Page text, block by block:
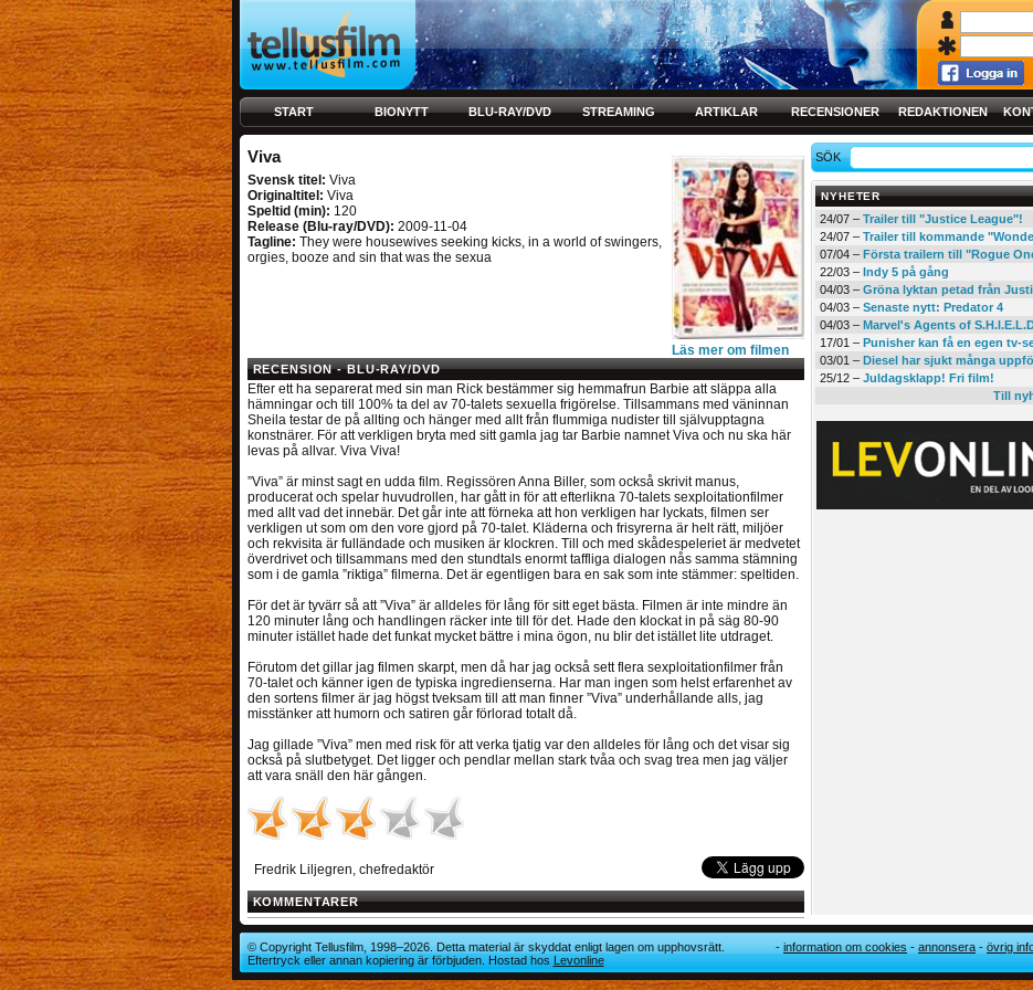
START BIONYTT BLU-RAY/DVD STREAMING ARTIKLAR RECENSIONER REDAKTIONEN
Viva
Läs mer om filmen
Svensk titel: Viva
Originaltitel: Viva
Speltid (min): 120
Release (Blu-ray/DVD): 2009-11-04
Tagline: They were housewives seeking kicks, in a world of swingers,
orgies, booze and sin that was the sexua
RECENSION - BLU-RAY/DVD
Efter ett ha separerat med sin man Rick bestämmer sig hemmafrun Barbie att släppa alla
hämningar och till 100% ta del av 70-talets sexuella frigörelse. Tillsammans med väninnan
Sheila testar de på allting och hänger med allt från flummiga nudister till självupptagna
konstnärer. För att verkligen bryta med sitt gamla jag tar Barbie namnet Viva och nu ska här
levas på allvar. Viva Viva!
”Viva” är minst sagt en udda film. Regissören Anna Biller, som också skrivit manus,
producerat och spelar huvudrollen, har gått in för att efterlikna 70-talets sexploitationfilmer
med allt vad det innebär. Det går inte att förneka att hon verkligen har lyckats, filmen ser
verkligen ut som om den vore gjord på 70-talet. Kläderna och frisyrerna är helt rätt, miljöer
och rekvisita är fulländade och musiken är klockren. Till och med skådespeleriet är medvetet
överdrivet och tillsammans med den stundtals enormt taffliga dialogen nås samma stämning
som i de gamla ”riktiga” filmerna. Det är egentligen bara en sak som inte stämmer: speltiden.
För det är tyvärr så att ”Viva” är alldeles för lång för sitt eget bästa. Filmen är inte mindre än
120 minuter lång och handlingen räcker inte till för det. Hade den klockat in på säg 80-90
minuter istället hade det funkat mycket bättre i mina ögon, nu blir det istället lite utdraget.
Förutom det gillar jag filmen skarpt, men då har jag också sett flera sexploitationfilmer från
70-talet och känner igen de typiska ingredienserna. Har man ingen som helst erfarenhet av
den sortens filmer är jag högst tveksam till att man finner ”Viva” underhållande alls, jag
misstänker att humorn och satiren går förlorad totalt då.
Jag gillade ”Viva” men med risk för att verka tjatig var den alldeles för lång och det visar sig
också på slutbetyget. Det ligger och pendlar mellan stark tvåa och svag trea men jag väljer
att vara snäll den här gången.
Fredrik Liljegren, chefredaktör
KOMMENTARER
SÖK
NYHETER
24/07 –Trailer till "Justice League"!
24/07 –Trailer till kommande
07/04 –Första trailern till "Rogue
22/03 –Indy 5 på gång
04/03 –Gröna lyktan petad från
04/03 –Senaste nytt: Predator 4
04/03 –Marvel's Agents of
17/01 –Punisher kan få en egen tv-
03/01 –Diesel har sjukt många
25/12 –Juldagsklapp! Fri film!
Till
© Copyright Tellusfilm, 1998–2026. Detta material är skyddat enligt lagen om upphovsrätt.
Eftertryck eller annan kopiering är förbjuden. Hostad hosLevonline
information om cookies annonsera övrig